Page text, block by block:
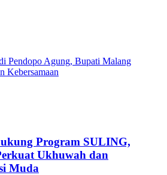
Pendopo Agung, Bupati Malang
Kebersamaan
Program SULING,
Ukhuwah dan
Muda